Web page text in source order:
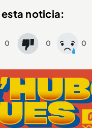
esta noticia:
0 0 0